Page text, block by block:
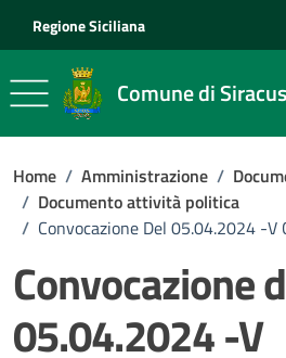
Regione Siciliana
Comune di
Home / Amministrazione /
/ Documento attività politica
/ Convocazione Del 05.04.2024 -V
Convocazione
05.04.2024 -V